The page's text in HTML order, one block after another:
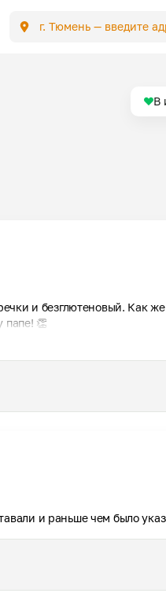
г. Тюмень — введите
В
и безглютеновый. Как
папе! 👏
и раньше чем было